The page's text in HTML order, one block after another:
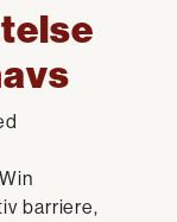
barriere,